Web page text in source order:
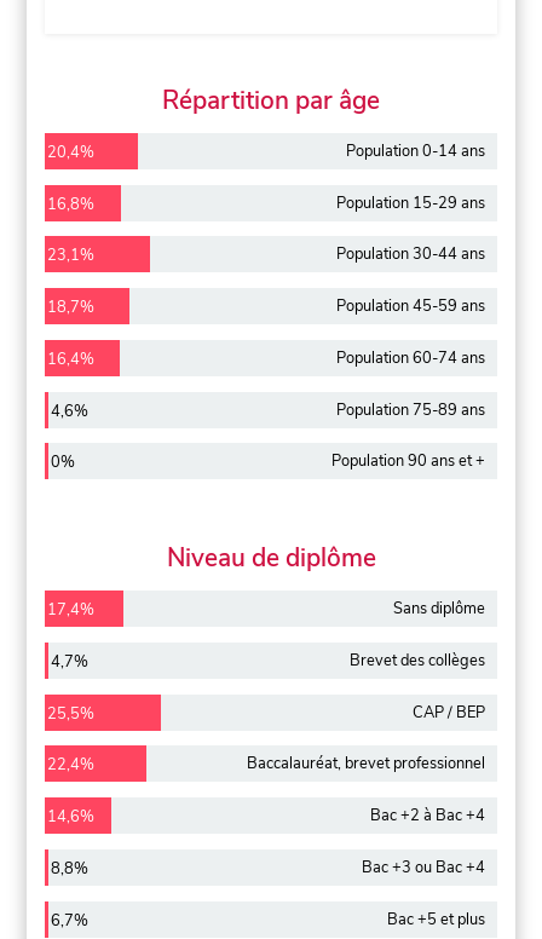
Répartition par âge
20,4% Population 0-14 ans
16,8% Population 15-29 ans
23,1% Population 30-44 ans
18,7% Population 45-59 ans
16,4% Population 60-74 ans
4,6% Population 75-89 ans
0% Population 90 ans et +
Niveau de diplôme
17,4% Sans diplôme
4,7% Brevet des collèges
25,5% CAP / BEP
22,4% Baccalauréat, brevet professionnel
14,6% Bac +2 à Bac +4
8,8% Bac +3 ou Bac +4
6,7% Bac +5 et plus